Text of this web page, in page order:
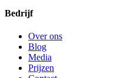
Bedrijf
Over ons
Blog
Media
Prijzen